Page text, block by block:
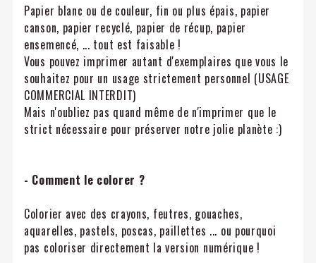
Papier blanc ou de couleur, fin ou plus épais, papier
canson, papier recyclé, papier de récup, papier
ensemencé, ... tout est faisable !
Vous pouvez imprimer autant d'exemplaires que vous le
souhaitez pour un usage strictement personnel (USAGE
COMMERCIAL INTERDIT)
Mais n'oubliez pas quand même de n'imprimer que le
strict nécessaire pour préserver notre jolie planète :)
- Comment le colorer ?
Colorier avec des crayons, feutres, gouaches,
aquarelles, pastels, poscas, paillettes ... ou pourquoi
pas coloriser directement la version numérique !